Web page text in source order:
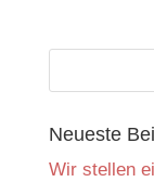
Neueste
Wir stellen